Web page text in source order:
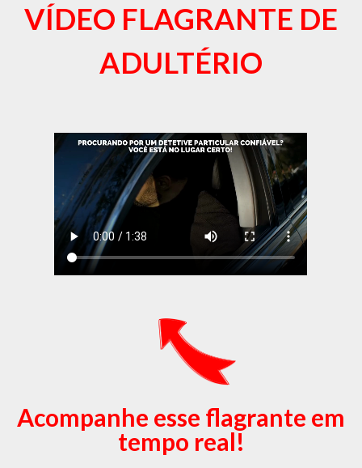
VÍDEO FLAGRANTE DE
ADULTÉRIO
Acompanhe esse flagrante em
tempo real!